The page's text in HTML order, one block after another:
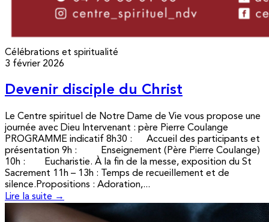
Célébrations et spiritualité
3 février 2026
Devenir disciple du Christ
Le Centre spirituel de Notre Dame de Vie vous propose une
journée avec Dieu Intervenant : père Pierre Coulange
PROGRAMME indicatif 8h30 : Accueil des participants et
présentation 9h : Enseignement (Père Pierre Coulange)
10h : Eucharistie. À la fin de la messe, exposition du St
Sacrement 11h – 13h : Temps de recueillement et de
silence.Propositions : Adoration,...
Lire la suite →